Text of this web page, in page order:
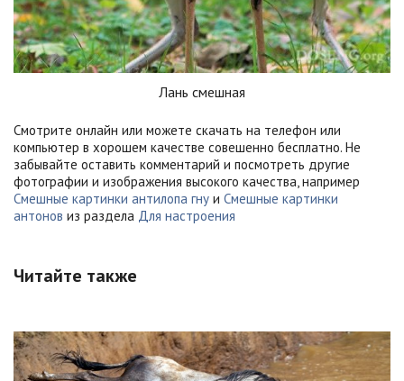
Лань смешная
Смотрите онлайн или можете скачать на телефон или
компьютер в хорошем качестве совешенно бесплатно. Не
забывайте оставить комментарий и посмотреть другие
фотографии и изображения высокого качества, например
Смешные картинки антилопа гну и Смешные картинки
антонов из раздела Для настроения
Читайте также